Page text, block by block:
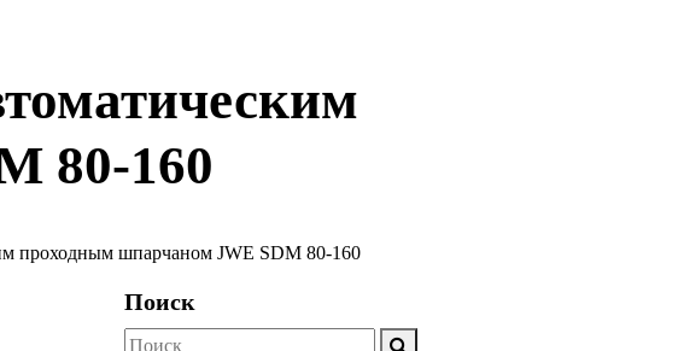
80-160
проходным шпарчаном JWE SDM 80-160
Поиск
Поиск